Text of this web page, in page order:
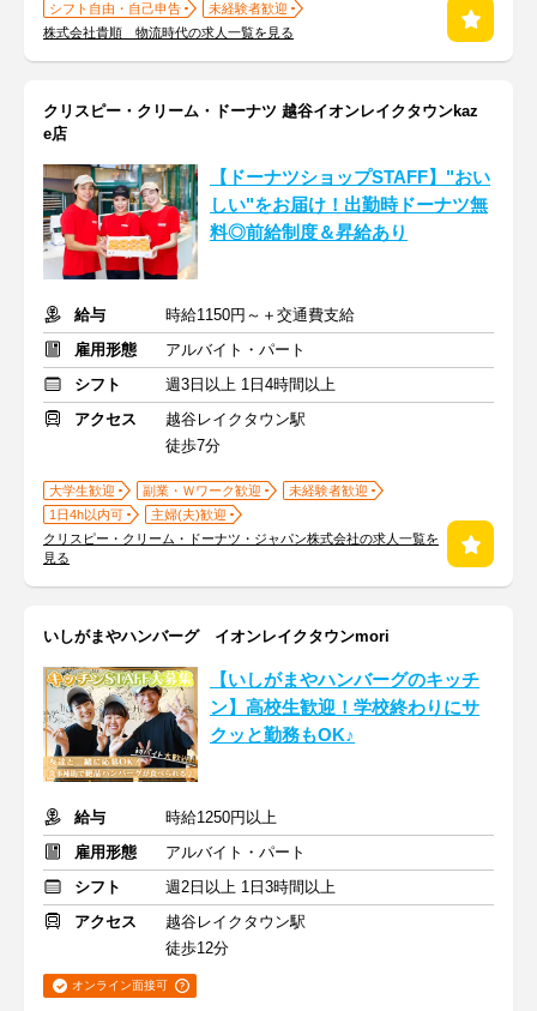
シフト自由・自己申告
未経験者歓迎
株式会社貴順 物流時代の求人一覧を見る
クリスピー・クリーム・ドーナツ 越谷イオンレイクタウンkaz
e店
【ドーナツショップSTAFF】"おい
しい"をお届け！出勤時ドーナツ無
料◎前給制度＆昇給あり
給与
時給1150円～＋交通費支給
雇用形態
アルバイト・パート
シフト
週3日以上 1日4時間以上
アクセス
越谷レイクタウン駅
徒歩7分
大学生歓迎 副業・Ｗワーク歓迎
未経験者歓迎
1日4h以内可
主婦(夫)歓迎
クリスピー・クリーム・ドーナツ・ジャパン株式会社の求人一覧を
見る
いしがまやハンバーグ イオンレイクタウンmori
【いしがまやハンバーグのキッチ
ン】高校生歓迎！学校終わりにサ
クッと勤務もOK♪
給与
時給1250円以上
雇用形態
アルバイト・パート
シフト
週2日以上 1日3時間以上
アクセス
越谷レイクタウン駅
徒歩12分
オンライン面接可